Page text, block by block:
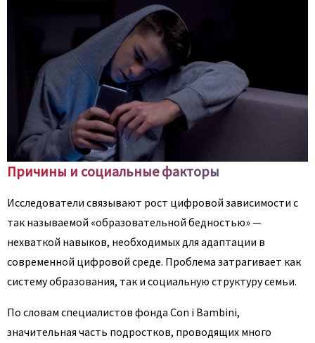
Причины и социальные факторы
Исследователи связывают рост цифровой зависимости с
так называемой «образовательной бедностью» —
нехваткой навыков, необходимых для адаптации в
современной цифровой среде. Проблема затрагивает как
систему образования, так и социальную структуру семьи.
По словам специалистов фонда Con i Bambini,
значительная часть подростков, проводящих много